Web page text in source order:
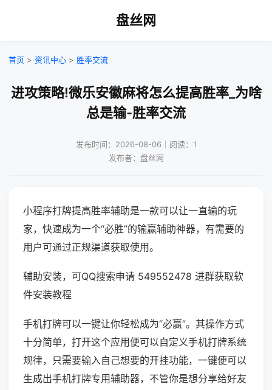
盘丝网
首页 > 资讯中心 > 胜率交流
进攻策略!微乐安徽麻将怎么提高胜率_为啥
总是输-胜率交流
发布时间：2026-08-06｜阅读：1
发布者：盘丝网
小程序打牌提高胜率辅助是一款可以让一直输的玩
家，快速成为一个“必胜”的输赢辅助神器，有需要的
用户可通过正规渠道获取使用。
辅助安装，可QQ搜索申请 549552478 进群获取软
件安装教程
手机打牌可以一键让你轻松成为“必赢”。其操作方式
十分简单，打开这个应用便可以自定义手机打牌系统
规律，只需要输入自己想要的开挂功能，一键便可以
生成出手机打牌专用辅助器，不管你是想分享给好友